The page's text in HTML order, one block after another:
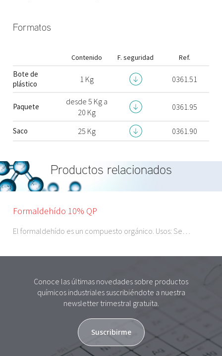
Formatos
Contenido F. seguridad Ref.
Bote de
plástico
1 Kg 0361.51
Paquete
desde 5 Kg a
20 Kg
0361.95
Saco 25 Kg 0361.90
Productos relacionados
Formaldehído 10% QP
El formaldehído es un compuesto orgánico. Usos: Se…
Conoce las últimas novedades sobre productos
químicos industriales suscribiéndote a nuestra
newsletter trimestral gratuita.
Suscribirme